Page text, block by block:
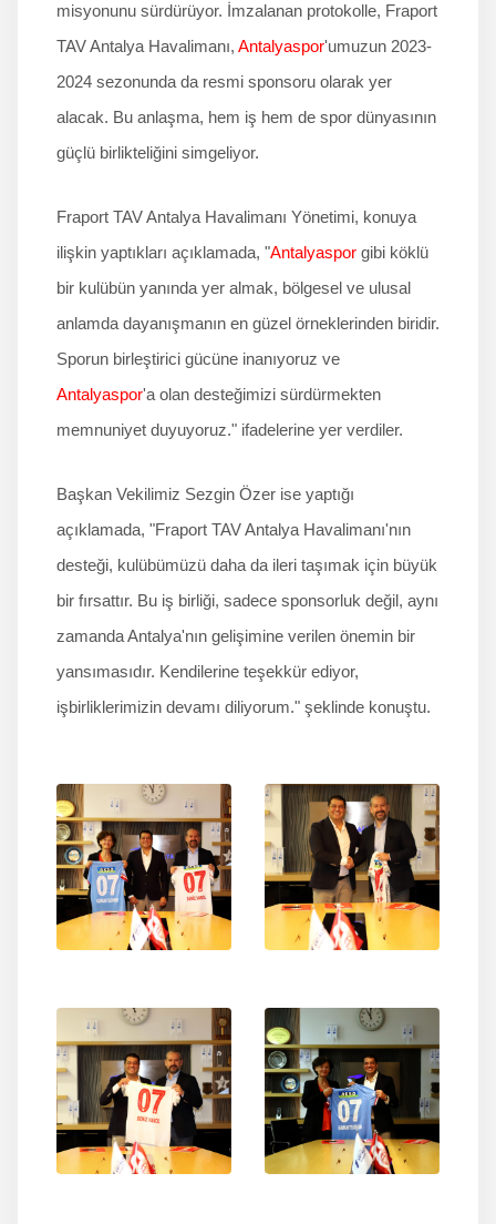
misyonunu sürdürüyor. İmzalanan protokolle, Fraport
TAV Antalya Havalimanı, Antalyaspor'umuzun 2023-
2024 sezonunda da resmi sponsoru olarak yer
alacak. Bu anlaşma, hem iş hem de spor dünyasının
güçlü birlikteliğini simgeliyor.
Fraport TAV Antalya Havalimanı Yönetimi, konuya
ilişkin yaptıkları açıklamada, "Antalyaspor gibi köklü
bir kulübün yanında yer almak, bölgesel ve ulusal
anlamda dayanışmanın en güzel örneklerinden biridir.
Sporun birleştirici gücüne inanıyoruz ve
Antalyaspor'a olan desteğimizi sürdürmekten
memnuniyet duyuyoruz." ifadelerine yer verdiler.
Başkan Vekilimiz Sezgin Özer ise yaptığı
açıklamada, "Fraport TAV Antalya Havalimanı'nın
desteği, kulübümüzü daha da ileri taşımak için büyük
bir fırsattır. Bu iş birliği, sadece sponsorluk değil, aynı
zamanda Antalya'nın gelişimine verilen önemin bir
yansımasıdır. Kendilerine teşekkür ediyor,
işbirliklerimizin devamı diliyorum." şeklinde konuştu.